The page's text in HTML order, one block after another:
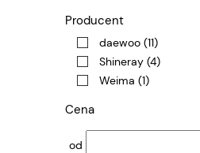
Producent
daewoo (11)
Shineray (4)
Weima (1)
Cena
od